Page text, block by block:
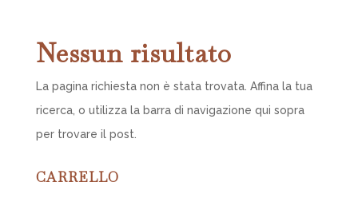
Nessun risultato
La pagina richiesta non è stata trovata. Affina la tua
ricerca, o utilizza la barra di navigazione qui sopra
per trovare il post.
CARRELLO